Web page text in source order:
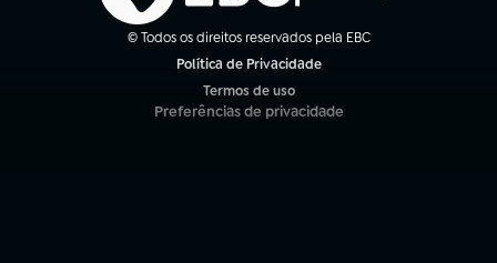
© Todos os direitos reservados pela EBC
Política de Privacidade
Termos de uso
(abre em nova aba)
Preferências de privacidade